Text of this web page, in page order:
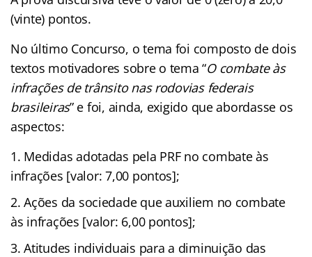
(vinte) pontos.
No último Concurso, o tema foi composto de dois
textos motivadores sobre o tema “O combate às
infrações de trânsito nas rodovias federais
brasileiras” e foi, ainda, exigido que abordasse os
aspectos:
Medidas adotadas pela PRF no combate às
infrações [valor: 7,00 pontos];
Ações da sociedade que auxiliem no combate
às infrações [valor: 6,00 pontos];
Atitudes individuais para a diminuição das